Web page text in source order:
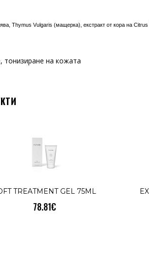
Thymus Vulgaris (мащерка), екстракт от кора на
, тонизиране на кожата
TREATMENT GEL 75ML
78.81€